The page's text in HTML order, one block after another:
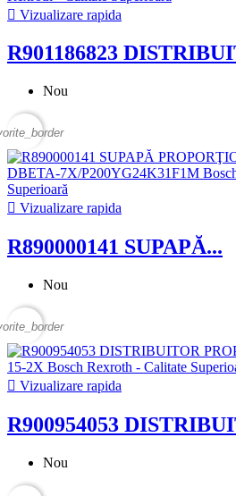
 Vizualizare rapida
R901186823
Nou
 Vizualizare rapida
R890000141 SUPAPĂ...
Nou
 Vizualizare rapida
R900954053
Nou